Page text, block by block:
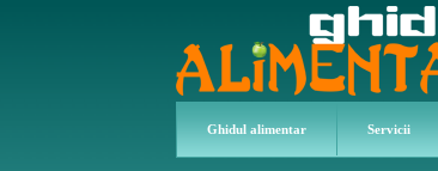
Ghidul alimentar Servicii